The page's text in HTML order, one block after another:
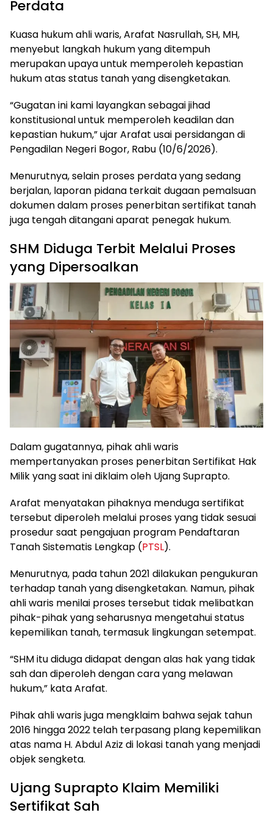
Perdata
Kuasa hukum ahli waris, Arafat Nasrullah, SH, MH,
menyebut langkah hukum yang ditempuh
merupakan upaya untuk memperoleh kepastian
hukum atas status tanah yang disengketakan.
“Gugatan ini kami layangkan sebagai jihad
konstitusional untuk memperoleh keadilan dan
kepastian hukum,” ujar Arafat usai persidangan di
Pengadilan Negeri Bogor, Rabu (10/6/2026).
Menurutnya, selain proses perdata yang sedang
berjalan, laporan pidana terkait dugaan pemalsuan
dokumen dalam proses penerbitan sertifikat tanah
juga tengah ditangani aparat penegak hukum.
SHM Diduga Terbit Melalui Proses
yang Dipersoalkan
Dalam gugatannya, pihak ahli waris
mempertanyakan proses penerbitan Sertifikat Hak
Milik yang saat ini diklaim oleh Ujang Suprapto.
Arafat menyatakan pihaknya menduga sertifikat
tersebut diperoleh melalui proses yang tidak sesuai
prosedur saat pengajuan program Pendaftaran
Tanah Sistematis Lengkap (PTSL).
Menurutnya, pada tahun 2021 dilakukan pengukuran
terhadap tanah yang disengketakan. Namun, pihak
ahli waris menilai proses tersebut tidak melibatkan
pihak-pihak yang seharusnya mengetahui status
kepemilikan tanah, termasuk lingkungan setempat.
“SHM itu diduga didapat dengan alas hak yang tidak
sah dan diperoleh dengan cara yang melawan
hukum,” kata Arafat.
Pihak ahli waris juga mengklaim bahwa sejak tahun
2016 hingga 2022 telah terpasang plang kepemilikan
atas nama H. Abdul Aziz di lokasi tanah yang menjadi
objek sengketa.
Ujang Suprapto Klaim Memiliki
Sertifikat Sah